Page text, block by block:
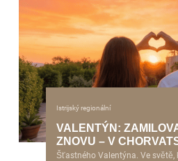
Istrijský regionální
VALENTÝN:
ZNOVU – V
Šťastného Valentýna. Ve světě,